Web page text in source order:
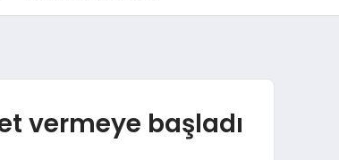
vermeye başladı